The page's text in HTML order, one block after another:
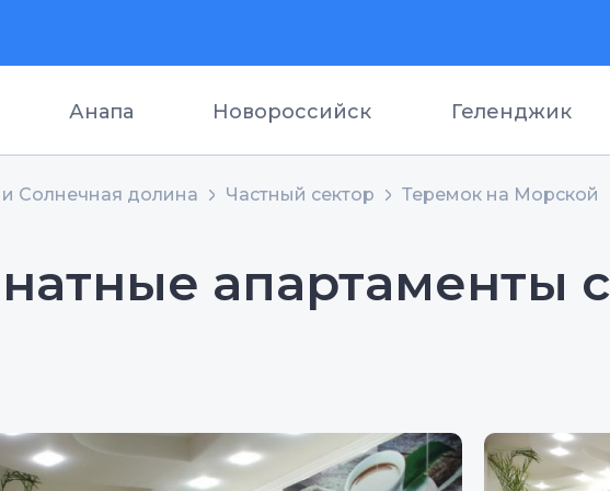
Анапа Новороссийск Геленджик
Солнечная долина Частный сектор Теремок на Морской
апартаменты с